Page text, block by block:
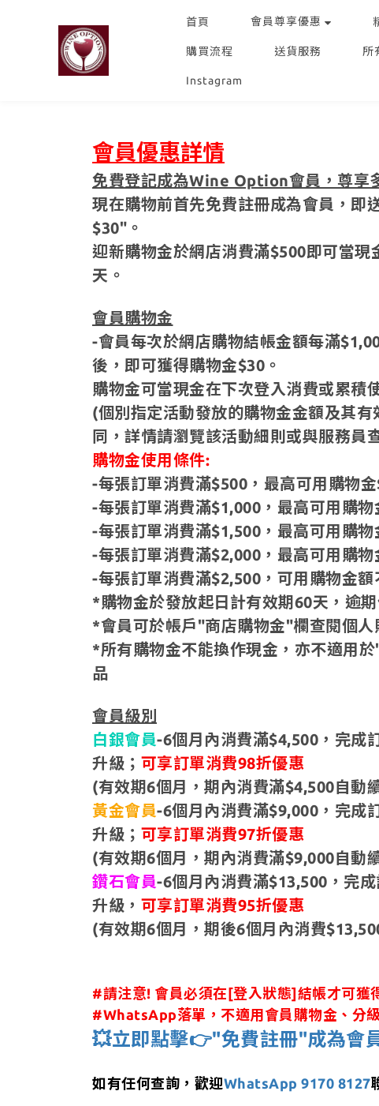
首頁 會員尊享優惠
購買流程 送貨服務 所
Instagram
會員優惠詳情
免費登記成為Wine Option會員，尊享
現在購物前首先免費註冊成為會員，即
$30"。
迎新購物金於網店消費滿$500即可當現
天。
會員購物金
-會員每次於網店購物結帳金額每滿
後，即可獲得購物金$30。
購物金可當現金在下次登入消費或累積
(個別指定活動發放的購物金金額及其有
同，詳情請瀏覽該活動細則或與服務員
購物金使用條件:
-每張訂單消費滿$500，最高可用購物
-每張訂單消費滿$1,000，最高可用購物
-每張訂單消費滿$1,500，最高可用購物
-每張訂單消費滿$2,000，最高可用購物
-每張訂單消費滿$2,500，可用購物金額
*購物金於發放起日計有效期60天，逾
*會員可於帳戶"商店購物金"欄查閱個人
*所有購物金不能換作現金，亦不適用
品
會員級別
白銀會員-6個月內消費滿$4,500，完成
升級； 可享訂單消費98折優惠
(有效期6個月，期內消費滿$4,500自動
黃金會員-6個月內消費滿$9,000，完成
升級； 可享訂單消費97折優惠
(有效期6個月，期內消費滿$9,000自動
鑽石會員-6個月內消費滿$13,500，完
升級， 可享訂單消費95折優惠
(有效期6個月，期後6個月內消費
#請注意! 會員必須在[登入狀態]結帳才可獲
#WhatsApp落單，不適用會員購物金、分
💥立即點擊👉"免費註冊"成為會
如有任何查詢，歡迎WhatsApp 9170 8127